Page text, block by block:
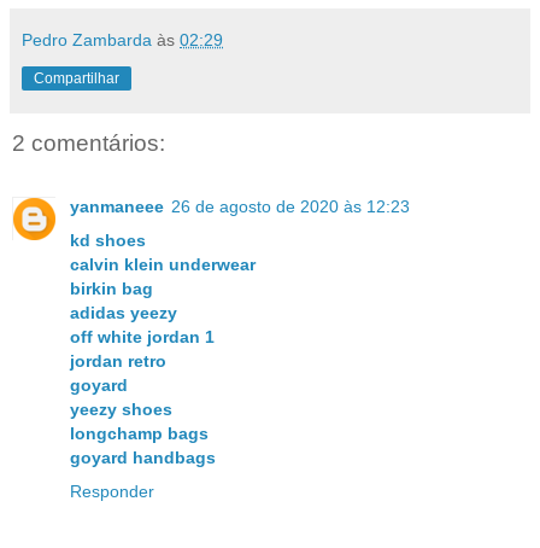
Pedro Zambarda às 02:29
Compartilhar
2 comentários:
yanmaneee 26 de agosto de 2020 às 12:23
kd shoes
calvin klein underwear
birkin bag
adidas yeezy
off white jordan 1
jordan retro
goyard
yeezy shoes
longchamp bags
goyard handbags
Responder